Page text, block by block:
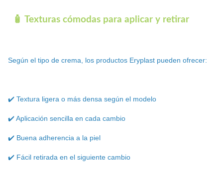
🧴 Texturas cómodas para aplicar y retirar
Según el tipo de crema, los productos Eryplast pueden ofrecer:
✔️ Textura ligera o más densa según el modelo
✔️ Aplicación sencilla en cada cambio
✔️ Buena adherencia a la piel
✔️ Fácil retirada en el siguiente cambio